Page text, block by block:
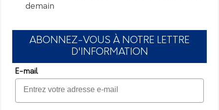
demain
ABONNEZ-VOUS À NOTRE LETTRE
D'INFORMATION
E-mail